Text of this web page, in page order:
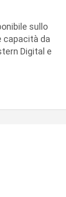
sullo
capacità da
Digital e